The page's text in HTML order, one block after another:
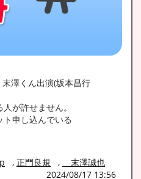
澤くん出演(坂本昌行
が許せません。
申し込んでいる
, 正門良規 ,
末澤誠也
2024/08/17 13:56